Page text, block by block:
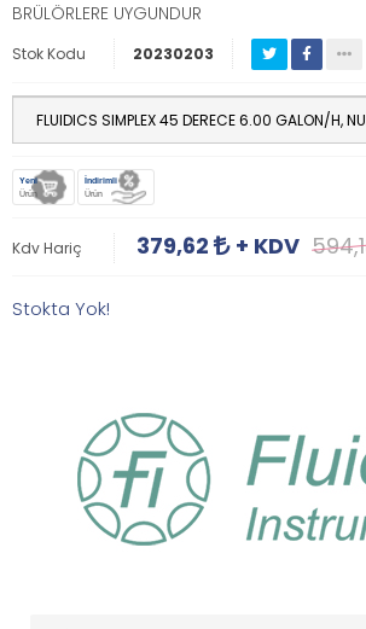
BRÜLÖRLERE UYGUNDUR
Stok Kodu 20230203
Yeni
Ürün
İndirimli
Ürün
Kdv Hariç 379,62 + KDV
Stokta Yok!